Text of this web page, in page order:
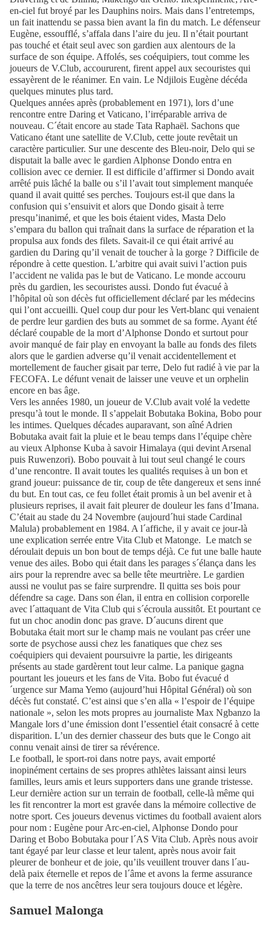
en-ciel fut broyé par les Dauphins noirs. Mais dans l’entretemps,
un fait inattendu se passa bien avant la fin du match. Le défenseur
Eugène, essoufflé, s’affala dans l’aire du jeu. Il n’était pourtant
pas touché et était seul avec son gardien aux alentours de la
surface de son équipe. Affolés, ses coéquipiers, tout comme les
joueurs de V.Club, accoururent, firent appel aux secouristes qui
essayèrent de le réanimer. En vain. Le Ndjilois Eugène décéda
quelques minutes plus tard.
Quelques années après (probablement en 1971), lors d’une
rencontre entre Daring et Vaticano, l’irréparable arriva de
nouveau. C´était encore au stade Tata Raphaël. Sachons que
Vaticano étant une satellite de V.Club, cette joute revêtait un
caractère particulier. Sur une descente des Bleu-noir, Delo qui se
disputait la balle avec le gardien Alphonse Dondo entra en
collision avec ce dernier. Il est difficile d’affirmer si Dondo avait
arrêté puis lâché la balle ou s’il l’avait tout simplement manquée
quand il avait quitté ses perches. Toujours est-il que dans la
confusion qui s’ensuivit et alors que Dondo gisait à terre
presqu’inanimé, et que les bois étaient vides, Masta Delo
s’empara du ballon qui traînait dans la surface de réparation et la
propulsa aux fonds des filets. Savait-il ce qui était arrivé au
gardien du Daring qu’il venait de toucher à la gorge ? Difficile de
répondre à cette question. L’arbitre qui avait suivi l’action puis
l’accident ne valida pas le but de Vaticano. Le monde accouru
près du gardien, les secouristes aussi. Dondo fut évacué à
l’hôpital où son décès fut officiellement déclaré par les médecins
qui l’ont accueilli. Quel coup dur pour les Vert-blanc qui venaient
de perdre leur gardien des buts au sommet de sa forme. Ayant été
déclaré coupable de la mort d’Alphonse Dondo et surtout pour
avoir manqué de fair play en envoyant la balle au fonds des filets
alors que le gardien adverse qu’il venait accidentellement et
mortellement de faucher gisait par terre, Delo fut radié à vie par la
FECOFA. Le défunt venait de laisser une veuve et un orphelin
encore en bas âge.
Vers les années 1980, un joueur de V.Club avait volé la vedette
presqu’à tout le monde. Il s’appelait Bobutaka Bokina, Bobo pour
les intimes. Quelques décades auparavant, son aîné Adrien
Bobutaka avait fait la pluie et le beau temps dans l’équipe chère
au vieux Alphonse Kuba à savoir Himalaya (qui devint Arsenal
puis Ruwenzori). Bobo pouvait à lui tout seul changé le cours
d’une rencontre. Il avait toutes les qualités requises à un bon et
grand joueur: puissance de tir, coup de tête dangereux et sens inné
du but. En tout cas, ce feu follet était promis à un bel avenir et à
plusieurs reprises, il avait fait pleurer de douleur les fans d’Imana.
C’était au stade du 24 Novembre (aujourd´hui stade Cardinal
Malula) probablement en 1984. A l´affiche, il y avait ce jour-là
une explication serrée entre Vita Club et Matonge. Le match se
déroulait depuis un bon bout de temps déjà. Ce fut une balle haute
venue des ailes. Bobo qui était dans les parages s´élança dans les
airs pour la reprendre avec sa belle tête meurtrière. Le gardien
aussi ne voulut pas se faire surprendre. Il quitta ses bois pour
défendre sa cage. Dans son élan, il entra en collision corporelle
avec l´attaquant de Vita Club qui s´écroula aussitôt. Et pourtant ce
fut un choc anodin donc pas grave. D´aucuns dirent que
Bobutaka était mort sur le champ mais ne voulant pas créer une
sorte de psychose aussi chez les fanatiques que chez ses
coéquipiers qui devaient poursuivre la partie, les dirigeants
présents au stade gardèrent tout leur calme. La panique gagna
pourtant les joueurs et les fans de Vita. Bobo fut évacué d
´urgence sur Mama Yemo (aujourd’hui Hôpital Général) où son
décès fut constaté. C’est ainsi que s’en alla « l’espoir de l’équipe
nationale », selon les mots propres au journaliste Max Ngbanzo la
Mangale lors d’une émission dont l’essentiel était consacré à cette
disparition. L’un des dernier chasseur des buts que le Congo ait
connu venait ainsi de tirer sa révérence.
Le football, le sport-roi dans notre pays, avait emporté
inopinément certains de ses propres athlètes laissant ainsi leurs
familles, leurs amis et leurs supporters dans une grande tristesse.
Leur dernière action sur un terrain de football, celle-là même qui
les fit rencontrer la mort est gravée dans la mémoire collective de
notre sport. Ces joueurs devenus victimes du football avaient alors
pour nom : Eugène pour Arc-en-ciel, Alphonse Dondo pour
Daring et Bobo Bobutaka pour l´AS Vita Club. Après nous avoir
tant égayé par leur classe et leur talent, après nous avoir fait
pleurer de bonheur et de joie, qu’ils veuillent trouver dans l´au-
delà paix éternelle et repos de l´âme et avons la ferme assurance
que la terre de nos ancêtres leur sera toujours douce et légère.
Samuel Malonga